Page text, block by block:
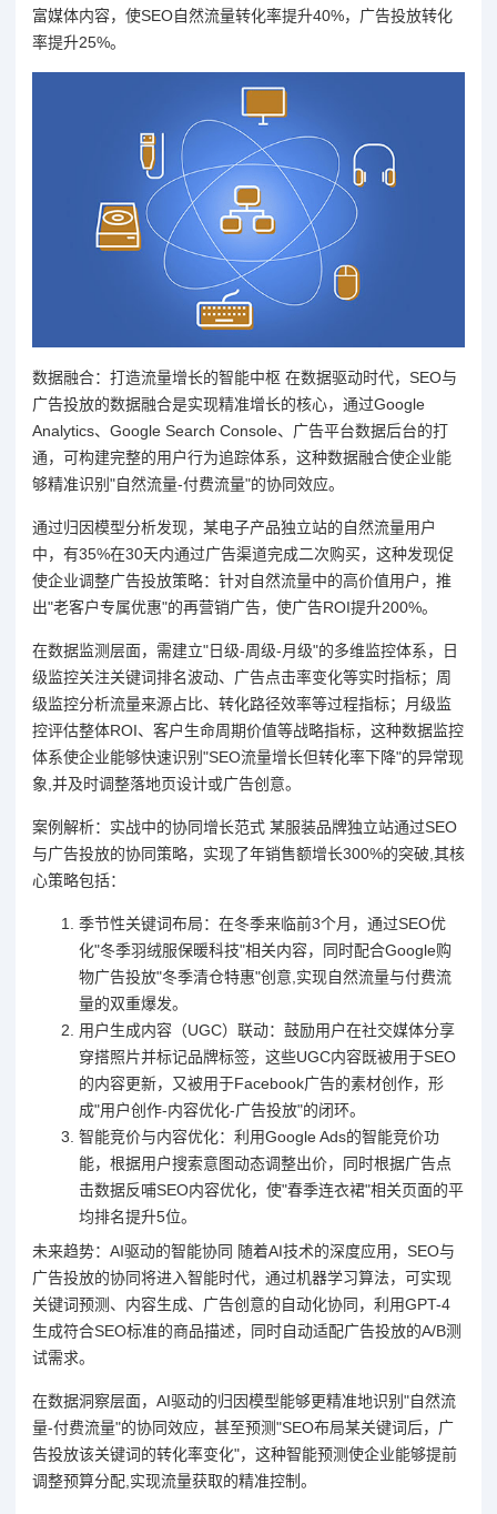
富媒体内容，使SEO自然流量转化率提升40%，广告投放转化
率提升25%。
数据融合：打造流量增长的智能中枢 在数据驱动时代，SEO与
广告投放的数据融合是实现精准增长的核心，通过Google
Analytics、Google Search Console、广告平台数据后台的打
通，可构建完整的用户行为追踪体系，这种数据融合使企业能
够精准识别"自然流量-付费流量"的协同效应。
通过归因模型分析发现，某电子产品独立站的自然流量用户
中，有35%在30天内通过广告渠道完成二次购买，这种发现促
使企业调整广告投放策略：针对自然流量中的高价值用户，推
出"老客户专属优惠"的再营销广告，使广告ROI提升200%。
在数据监测层面，需建立"日级-周级-月级"的多维监控体系，日
级监控关注关键词排名波动、广告点击率变化等实时指标；周
级监控分析流量来源占比、转化路径效率等过程指标；月级监
控评估整体ROI、客户生命周期价值等战略指标，这种数据监控
体系使企业能够快速识别"SEO流量增长但转化率下降"的异常现
象,并及时调整落地页设计或广告创意。
案例解析：实战中的协同增长范式 某服装品牌独立站通过SEO
与广告投放的协同策略，实现了年销售额增长300%的突破,其核
心策略包括：
季节性关键词布局：在冬季来临前3个月，通过SEO优
化"冬季羽绒服保暖科技"相关内容，同时配合Google购
物广告投放"冬季清仓特惠"创意,实现自然流量与付费流
量的双重爆发。
用户生成内容（UGC）联动：鼓励用户在社交媒体分享
穿搭照片并标记品牌标签，这些UGC内容既被用于SEO
的内容更新，又被用于Facebook广告的素材创作，形
成"用户创作-内容优化-广告投放"的闭环。
智能竞价与内容优化：利用Google Ads的智能竞价功
能，根据用户搜索意图动态调整出价，同时根据广告点
击数据反哺SEO内容优化，使"春季连衣裙"相关页面的平
均排名提升5位。
未来趋势：AI驱动的智能协同 随着AI技术的深度应用，SEO与
广告投放的协同将进入智能时代，通过机器学习算法，可实现
关键词预测、内容生成、广告创意的自动化协同，利用GPT-4
生成符合SEO标准的商品描述，同时自动适配广告投放的A/B测
试需求。
在数据洞察层面，AI驱动的归因模型能够更精准地识别"自然流
量-付费流量"的协同效应，甚至预测"SEO布局某关键词后，广
告投放该关键词的转化率变化"，这种智能预测使企业能够提前
调整预算分配,实现流量获取的精准控制。